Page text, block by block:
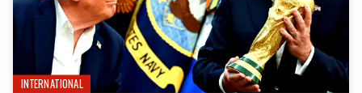
INTERNATIONAL